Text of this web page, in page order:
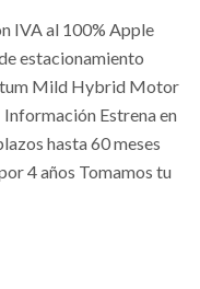
IVA al 100% Apple
estacionamiento
Mild Hybrid Motor
Estrena en
hasta 60 meses
4 años Tomamos tu